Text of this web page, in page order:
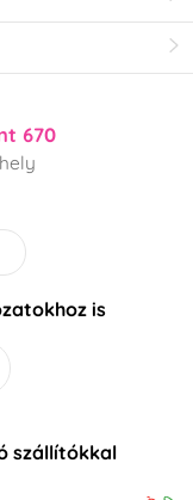
670
is
szállítókkal